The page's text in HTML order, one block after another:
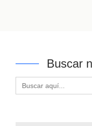
Buscar
Buscar: